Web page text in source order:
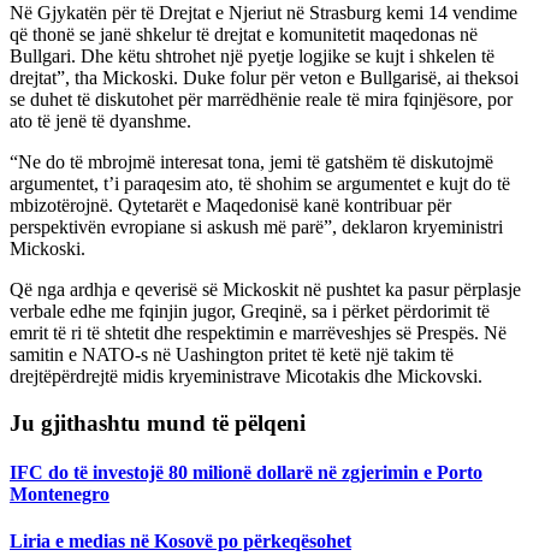
Në Gjykatën për të Drejtat e Njeriut në Strasburg kemi 14 vendime
që thonë se janë shkelur të drejtat e komunitetit maqedonas në
Bullgari. Dhe këtu shtrohet një pyetje logjike se kujt i shkelen të
drejtat”, tha Mickoski. Duke folur për veton e Bullgarisë, ai theksoi
se duhet të diskutohet për marrëdhënie reale të mira fqinjësore, por
ato të jenë të dyanshme.
“Ne do të mbrojmë interesat tona, jemi të gatshëm të diskutojmë
argumentet, t’i paraqesim ato, të shohim se argumentet e kujt do të
mbizotërojnë. Qytetarët e Maqedonisë kanë kontribuar për
perspektivën evropiane si askush më parë”, deklaron kryeministri
Mickoski.
Që nga ardhja e qeverisë së Mickoskit në pushtet ka pasur përplasje
verbale edhe me fqinjin jugor, Greqinë, sa i përket përdorimit të
emrit të ri të shtetit dhe respektimin e marrëveshjes së Prespës. Në
samitin e NATO-s në Uashington pritet të ketë një takim të
drejtëpërdrejtë midis kryeministrave Micotakis dhe Mickovski.
Ju gjithashtu mund të pëlqeni
IFC do të investojë 80 milionë dollarë në zgjerimin e Porto
Montenegro
Liria e medias në Kosovë po përkeqësohet